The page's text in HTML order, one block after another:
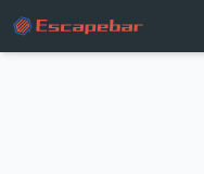
跳至主要內容